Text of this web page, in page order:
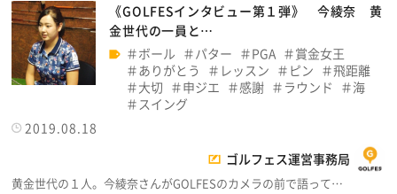
《GOLFESインタビュー第１弾》 今綾奈 黄
金世代の一員と…
ボール
パター PGA
賞金女王
ありがとう
レッスン ピン
飛距離
大切
申ジエ 感謝 ラウンド
海
スイング
2019.08.18
ゴルフェス運営事務局
黄金世代の１人。今綾奈さんがGOLFESのカメラの前で語って…